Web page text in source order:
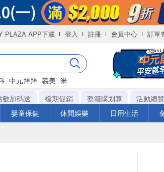
PLAZA APP下載 登入 註冊 會員中心 訂單
中元拜拜 義美 米
數加碼送 檔期促銷 整箱購划算 活動總覽
嬰童保健 休閒娛樂 日用生活